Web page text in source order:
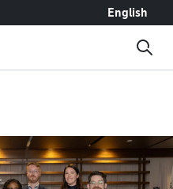
English